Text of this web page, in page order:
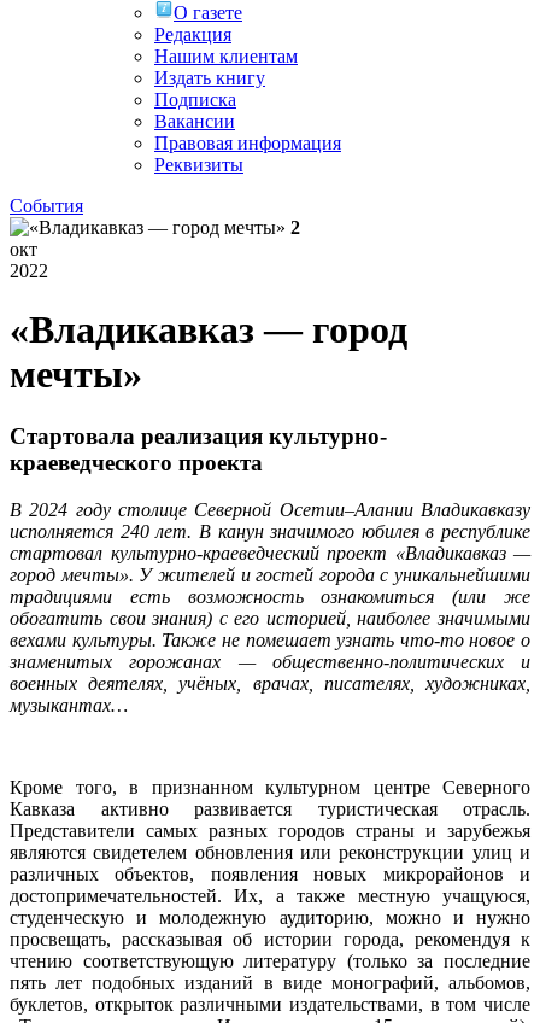
О газете
Редакция
Нашим клиентам
Издать книгу
Подписка
Вакансии
Правовая информация
Реквизиты
События
2
окт
2022
«Владикавказ — город
мечты»
Стартовала реализация культурно-
краеведческого проекта
В 2024 году столице Северной Осетии–Алании Владикавказу
исполняется 240 лет. В канун значимого юбилея в республике
стартовал культурно-краеведческий проект «Владикавказ —
город мечты». У жителей и гостей города с уникальнейшими
традициями есть возможность ознакомиться (или же
обогатить свои знания) с его историей, наиболее значимыми
вехами культуры. Также не помешает узнать что-то новое о
знаменитых горожанах — общественно-политических и
военных деятелях, учёных, врачах, писателях, художниках,
музыкантах…
Кроме того, в признанном культурном центре Северного
Кавказа активно развивается туристическая отрасль.
Представители самых разных городов страны и зарубежья
являются свидетелем обновления или реконструкции улиц и
различных объектов, появления новых микрорайонов и
достопримечательностей. Их, а также местную учащуюся,
студенческую и молодежную аудиторию, можно и нужно
просвещать, рассказывая об истории города, рекомендуя к
чтению соответствующую литературу (только за последние
пять лет подобных изданий в виде монографий, альбомов,
буклетов, открыток различными издательствами, в том числе